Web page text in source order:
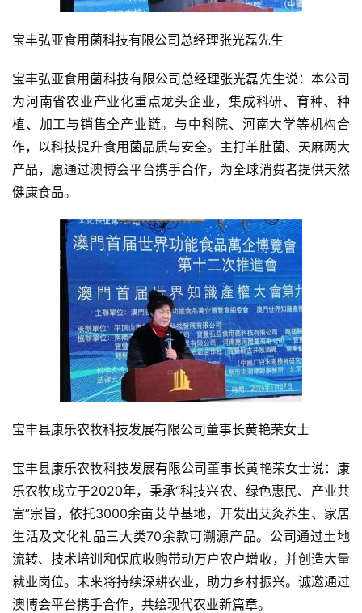
宝丰弘亚食用菌科技有限公司总经理张光磊先生
宝丰弘亚食用菌科技有限公司总经理张光磊先生说：本公司
为河南省农业产业化重点龙头企业，集成科研、育种、种
植、加工与销售全产业链。与中科院、河南大学等机构合
作，以科技提升食用菌品质与安全。主打羊肚菌、天麻两大
产品，愿通过澳博会平台携手合作，为全球消费者提供天然
健康食品。
宝丰县康乐农牧科技发展有限公司董事长黄艳荣女士
宝丰县康乐农牧科技发展有限公司董事长黄艳荣女士说：康
乐农牧成立于2020年，秉承“科技兴农、绿色惠民、产业共
富”宗旨，依托3000余亩艾草基地，开发出艾灸养生、家居
生活及文化礼品三大类70余款可溯源产品。公司通过土地
流转、技术培训和保底收购带动万户农户增收，并创造大量
就业岗位。未来将持续深耕农业，助力乡村振兴。诚邀通过
澳博会平台携手合作，共绘现代农业新篇章。